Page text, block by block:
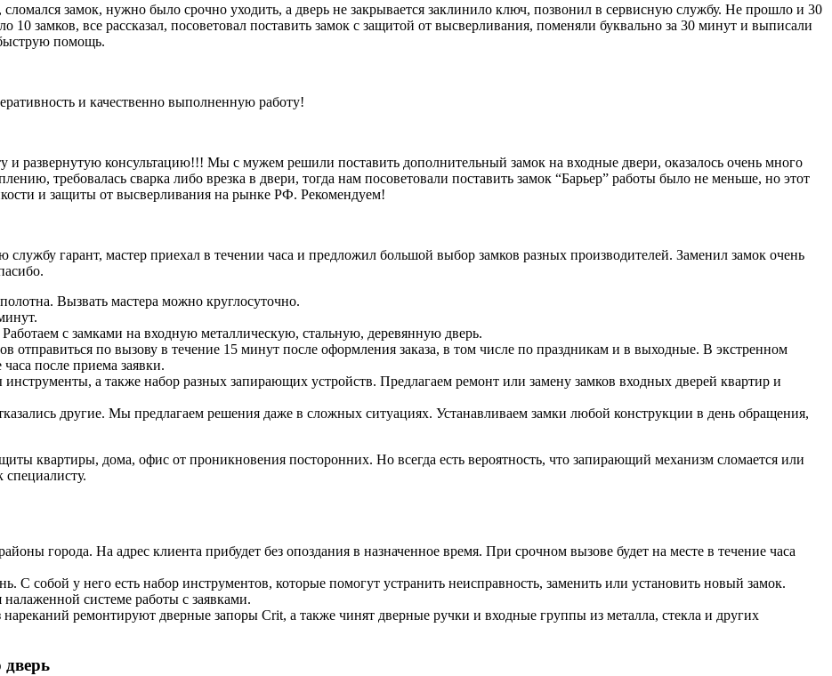
замок, нужно было срочно уходить, а дверь не закрывается заклинило ключ, позвонил в сервисную службу. Не прошло и 30
10 замков, все рассказал, посоветовал поставить замок с защитой от высверливания, поменяли буквально за 30 минут и выписали
помощь.
и качественно выполненную работу!
и развернутую консультацию!!! Мы с мужем решили поставить дополнительный замок на входные двери, оказалось очень много
требовалась сварка либо врезка в двери, тогда нам посоветовали поставить замок “Барьер” работы было не меньше, но этот
и защиты от высверливания на рынке РФ. Рекомендуем!
гарант, мастер приехал в течении часа и предложил большой выбор замков разных производителей. Заменил замок очень
Вызвать мастера можно круглосуточно.
с замками на входную металлическую, стальную, деревянную дверь.
отправиться по вызову в течение 15 минут после оформления заказа, в том числе по праздникам и в выходные. В экстренном
после приема заявки.
инструменты, а также набор разных запирающих устройств. Предлагаем ремонт или замену замков входных дверей квартир и
другие. Мы предлагаем решения даже в сложных ситуациях. Устанавливаем замки любой конструкции в день обращения,
квартиры, дома, офис от проникновения посторонних. Но всегда есть вероятность, что запирающий механизм сломается или
специалисту.
города. На адрес клиента прибудет без опоздания в назначенное время. При срочном вызове будет на месте в течение часа
С собой у него есть набор инструментов, которые помогут устранить неисправность, заменить или установить новый замок.
системе работы с заявками.
ремонтируют дверные запоры Crit, а также чинят дверные ручки и входные группы из металла, стекла и других